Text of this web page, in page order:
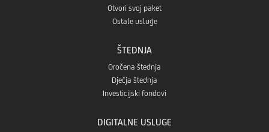
Otvori svoj paket
Ostale usluge
ŠTEDNJA
Oročena štednja
Dječja štednja
Investicijski fondovi
DIGITALNE USLUGE